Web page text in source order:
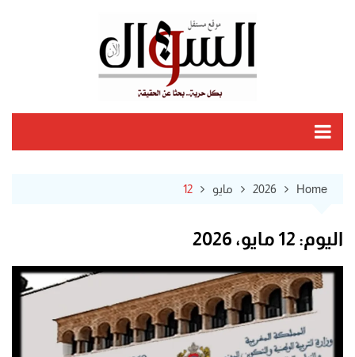
Home
2026 مايو 12
اليوم: 12 مايو، 2026